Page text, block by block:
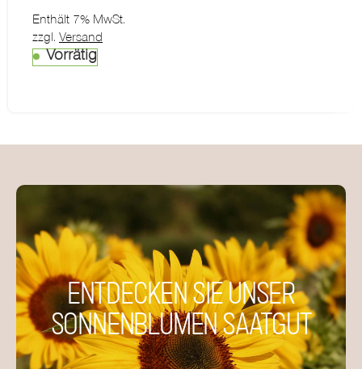
Enthält 7% MwSt.
zzgl. Versand
Vorrätig
ENTDECKEN SIE UNSER
SONNENBLUMEN SAATGUT